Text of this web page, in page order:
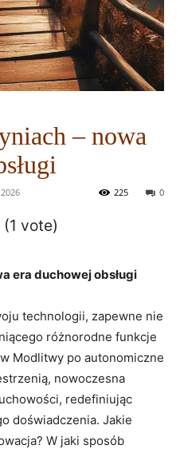
– nowa
0
225
vote)
era duchowej obsługi
technologii, zapewne nie
różnorodne funkcje
Modlitwy po autonomiczne
nowoczesna
redefiniując
doświadczenia. Jakie
W jaki sposób